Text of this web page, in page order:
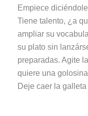
Empiece
Tiene talento, ¿a
ampliar su
su plato sin
preparadas. Agite
quiere una
Deje caer la